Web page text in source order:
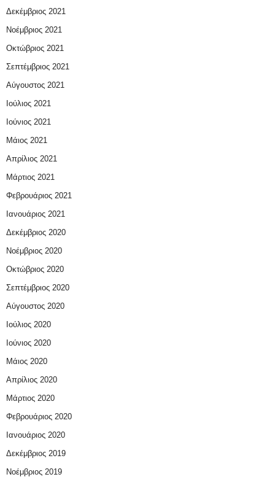
Δεκέμβριος 2021
Νοέμβριος 2021
Οκτώβριος 2021
Σεπτέμβριος 2021
Αύγουστος 2021
Ιούλιος 2021
Ιούνιος 2021
Μάιος 2021
Απρίλιος 2021
Μάρτιος 2021
Φεβρουάριος 2021
Ιανουάριος 2021
Δεκέμβριος 2020
Νοέμβριος 2020
Οκτώβριος 2020
Σεπτέμβριος 2020
Αύγουστος 2020
Ιούλιος 2020
Ιούνιος 2020
Μάιος 2020
Απρίλιος 2020
Μάρτιος 2020
Φεβρουάριος 2020
Ιανουάριος 2020
Δεκέμβριος 2019
Νοέμβριος 2019